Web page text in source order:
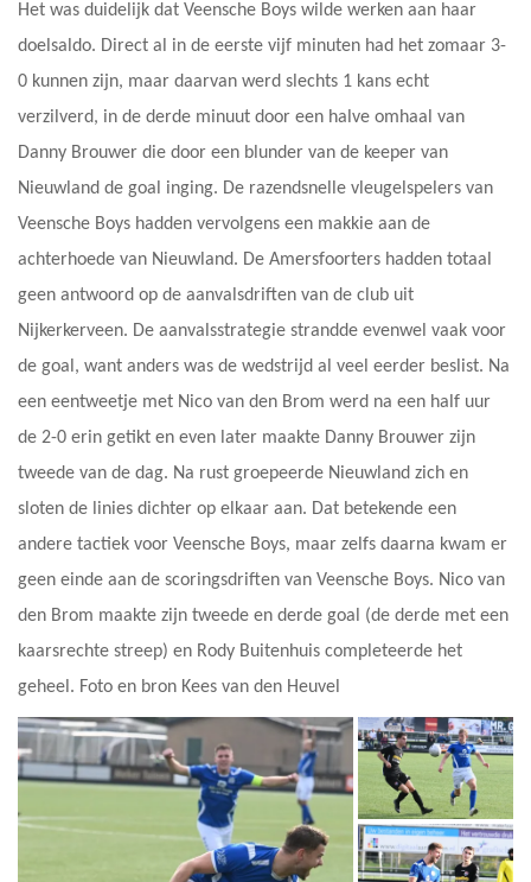
Het was duidelijk dat Veensche Boys wilde werken aan haar
doelsaldo. Direct al in de eerste vijf minuten had het zomaar 3-
0 kunnen zijn, maar daarvan werd slechts 1 kans echt
verzilverd, in de derde minuut door een halve omhaal van
Danny Brouwer die door een blunder van de keeper van
Nieuwland de goal inging. De razendsnelle vleugelspelers van
Veensche Boys hadden vervolgens een makkie aan de
achterhoede van Nieuwland. De Amersfoorters hadden totaal
geen antwoord op de aanvalsdriften van de club uit
Nijkerkerveen. De aanvalsstrategie strandde evenwel vaak voor
de goal, want anders was de wedstrijd al veel eerder beslist. Na
een eentweetje met Nico van den Brom werd na een half uur
de 2-0 erin getikt en even later maakte Danny Brouwer zijn
tweede van de dag. Na rust groepeerde Nieuwland zich en
sloten de linies dichter op elkaar aan. Dat betekende een
andere tactiek voor Veensche Boys, maar zelfs daarna kwam er
geen einde aan de scoringsdriften van Veensche Boys. Nico van
den Brom maakte zijn tweede en derde goal (de derde met een
kaarsrechte streep) en Rody Buitenhuis completeerde het
geheel. Foto en bron Kees van den Heuvel